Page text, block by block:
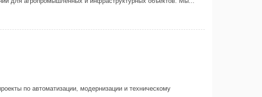
по автоматизации, модернизации и техническому